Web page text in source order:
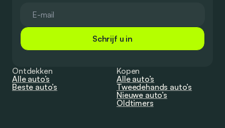
Schrijf u in
Ontdekken
Alle auto’s
Beste auto’s
Kopen
Alle auto’s
Tweedehands auto’s
Nieuwe auto’s
Oldtimers